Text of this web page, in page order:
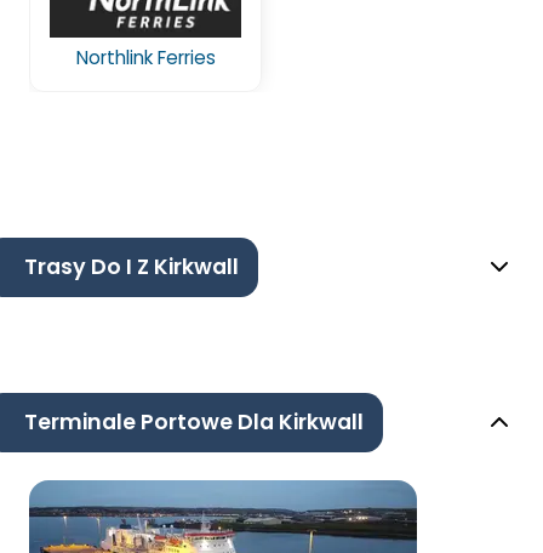
Northlink Ferries
Trasy Do I Z Kirkwall
Terminale Portowe Dla Kirkwall